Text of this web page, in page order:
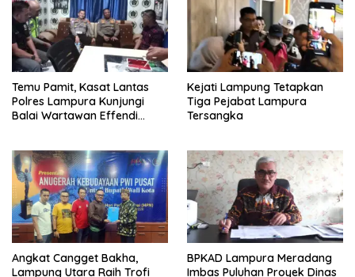
Temu Pamit, Kasat Lantas
Polres Lampura Kunjungi
Balai Wartawan Effendi
Kejati Lampung Tetapkan
Tiga Pejabat Lampura
Tersangka
Angkat Cangget Bakha,
Lampung Utara Raih Trofi
BPKAD Lampura Meradang
Imbas Puluhan Proyek Dinas